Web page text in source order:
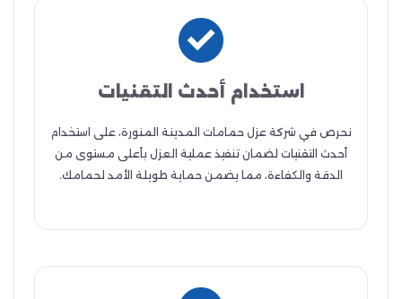
استخدام أحدث التقنيات
نحرص في شركة عزل حمامات المدينة المنورة، على استخدام
أحدث التقنيات لضمان تنفيذ عملية العزل بأعلى مستوى من
الدقة والكفاءة، مما يضمن حماية طويلة الأمد لحمامك.